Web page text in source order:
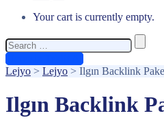
Your cart is currently empty.
Search
for:
Lejyo > Lejyo > Ilgın Backlink
Ilgın Backlink